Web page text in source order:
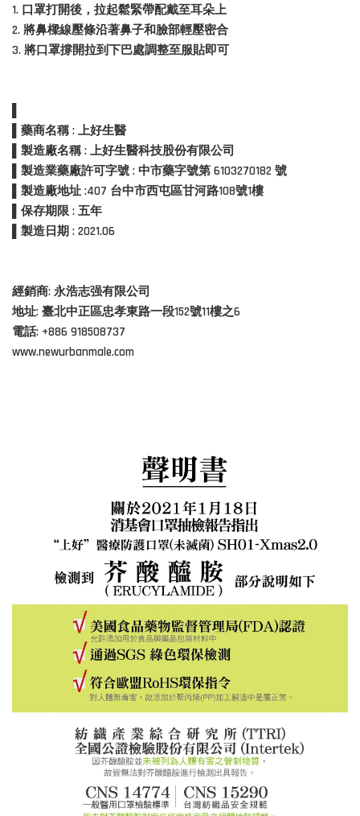
1. 口罩打開後，拉起鬆緊帶配戴至耳朵上
2. 將鼻樑線壓條沿著鼻子和臉部輕壓密合
3. 將口罩撐開拉到下巴處調整至服貼即可
▌藥商名稱 : 上好生醫
▌製造廠名稱 : 上好生醫科技股份有限公司
▌製造業藥廠許可字號 : 中市藥字號第 6103270182 號
▌製造廠地址 :407 台中市西屯區甘河路108號1樓
▌保存期限 : 五年
▌製造日期 : 2021.06
經銷商: 永浩志强有限公司
地址: 臺北中正區忠孝東路一段152號11樓之6
電話: +886 918508737
www.newurbanmale.com